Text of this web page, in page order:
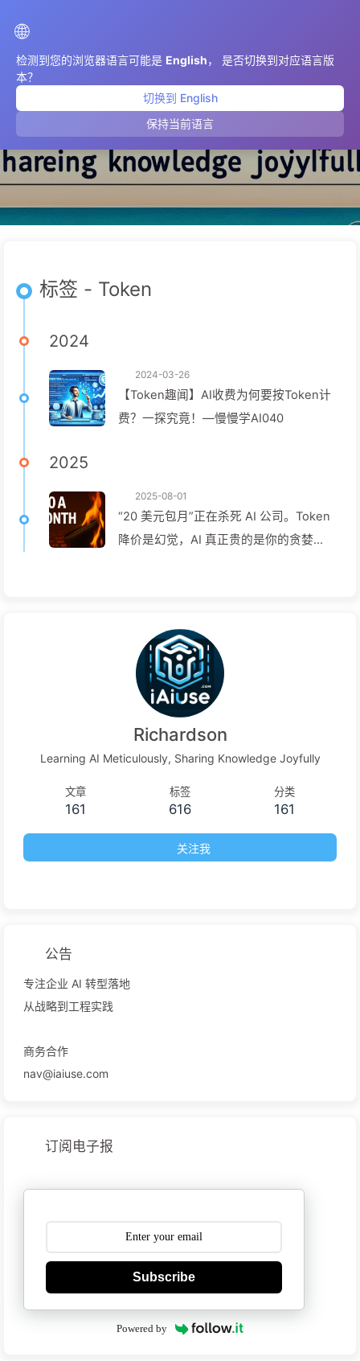
🌐
检测到您的浏览器语言可能是 English， 是否切换到对应语言版
本？
切换到 English
保持当前语言
Token
标签 - Token
2024
2024-03-26
【Token趣闻】AI收费为何要按Token计
费？一探究竟！—慢慢学AI040
2025
2025-08-01
“20 美元包月”正在杀死 AI 公司。Token
降价是幻觉，AI 真正贵的是你的贪婪
Richardson
Learning AI Meticulously, Sharing Knowledge Joyfully
文章
161
标签
616
分类
161
关注我
公告
专注企业 AI 转型落地
从战略到工程实践
商务合作
nav@iaiuse.com
订阅电子报
Subscribe
Powered by